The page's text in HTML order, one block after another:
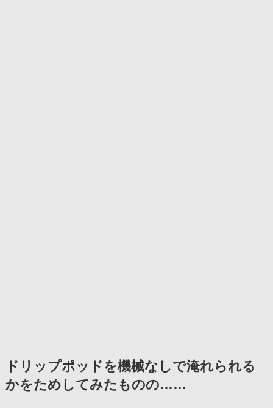
ドリップポッドを機械なしで淹れられる
かをためしてみたものの……